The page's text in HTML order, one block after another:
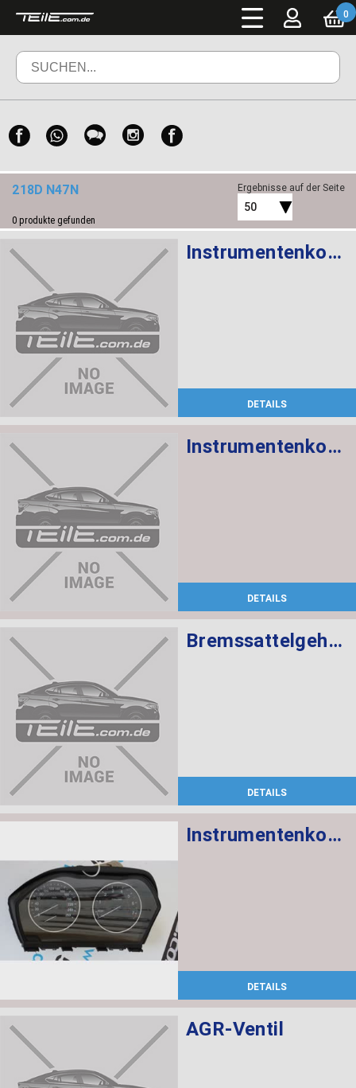
0
218D N47N
0 produkte gefunden
Ergebnisse auf der Seite
50
Instrumentenkombination KMH
DETAILS
Instrumentenkombination KMH
DETAILS
Bremssattelgehäuse links
DETAILS
Instrumentenkombination KMH
DETAILS
AGR-Ventil